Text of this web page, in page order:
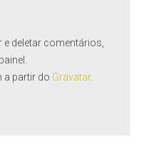
deletar comentários,
a partir do Gravatar.